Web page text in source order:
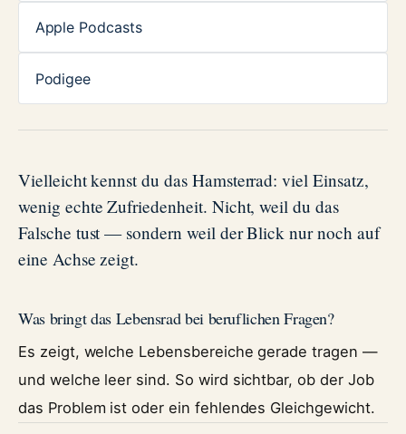
Apple Podcasts
Podigee
Vielleicht kennst du das Hamsterrad: viel Einsatz,
wenig echte Zufriedenheit. Nicht, weil du das
Falsche tust — sondern weil der Blick nur noch auf
eine Achse zeigt.
Was bringt das Lebensrad bei beruflichen Fragen?
Es zeigt, welche Lebensbereiche gerade tragen —
und welche leer sind. So wird sichtbar, ob der Job
das Problem ist oder ein fehlendes Gleichgewicht.